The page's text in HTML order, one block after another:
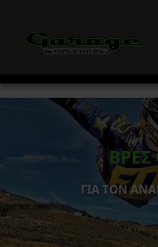
ΒΡΕΣ
ΓΙΑ ΤΟΝ